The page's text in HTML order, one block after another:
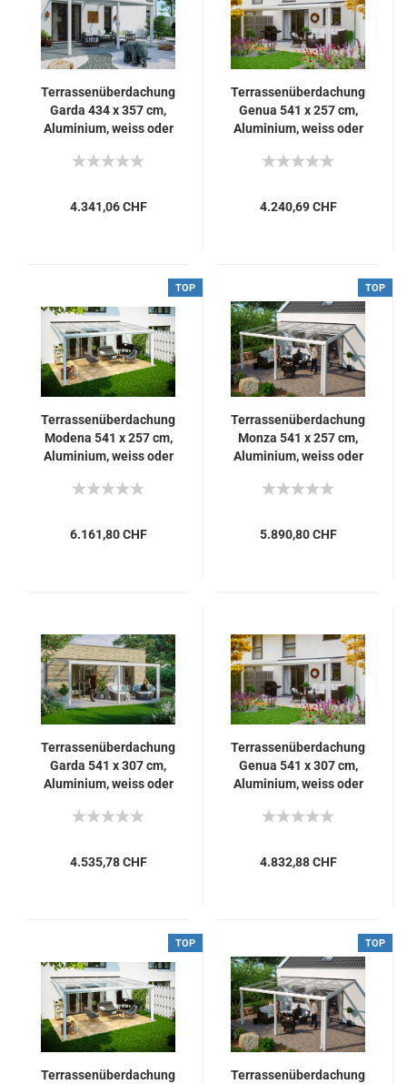
Terrassenüberdachung
Garda 434 x 357 cm,
Aluminium, weiss oder
4.341,06 CHF
Terrassenüberdachung
Genua 541 x 257 cm,
Aluminium, weiss oder
4.240,69 CHF
TOP
Terrassenüberdachung
Modena 541 x 257 cm,
Aluminium, weiss oder
6.161,80 CHF
TOP
Terrassenüberdachung
Monza 541 x 257 cm,
Aluminium, weiss oder
5.890,80 CHF
Terrassenüberdachung
Garda 541 x 307 cm,
Aluminium, weiss oder
4.535,78 CHF
Terrassenüberdachung
Genua 541 x 307 cm,
Aluminium, weiss oder
4.832,88 CHF
TOP
Terrassenüberdachung
TOP
Terrassenüberdachung